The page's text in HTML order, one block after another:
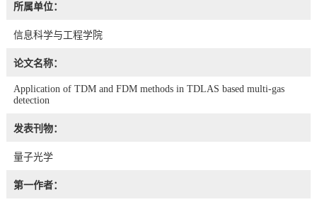
所属单位：
信息科学与工程学院
论文名称：
Application of TDM and FDM methods in TDLAS based multi-gas
detection
发表刊物：
量子光学
第一作者：